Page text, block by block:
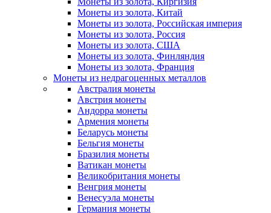
Монеты из золота, Китай
Монеты из золота, Российская империя
Монеты из золота, Россия
Монеты из золота, США
Монеты из золота, Финляндия
Монеты из золота, Франция
Монеты из недрагоценных металлов
Австралия монеты
Австрия монеты
Андорра монеты
Армения монеты
Беларусь монеты
Бельгия монеты
Бразилия монеты
Ватикан монеты
Великобритания монеты
Венгрия монеты
Венесуэла монеты
Германия монеты